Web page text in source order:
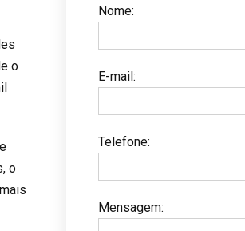
o
o
Nome:
E-mail:
Telefone:
Mensagem: